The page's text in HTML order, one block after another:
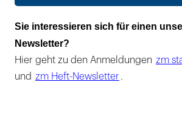
Sie interessieren sich für einen
Newsletter?
Hier geht zu den Anmeldungen zm
und zm Heft-Newsletter .